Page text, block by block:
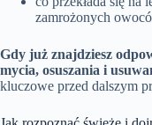
zamrożonych
Gdy już znajdziesz
mycia, osuszania i
kluczowe przed dalszym